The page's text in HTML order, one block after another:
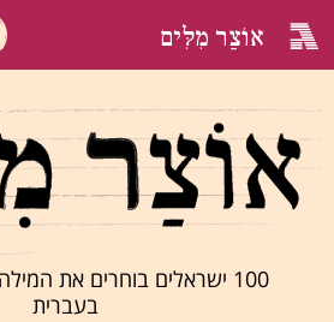
אוֹצַר מִלִּים
100 ישראלים בוחרים את
בעברית